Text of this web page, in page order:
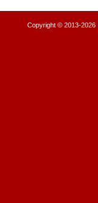
Copyright © 2013-2026